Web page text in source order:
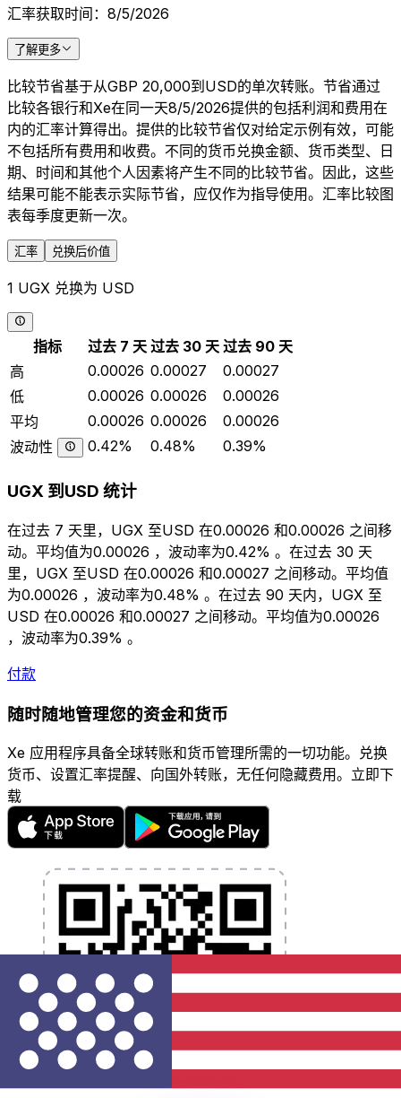
汇率获取时间：8/5/2026
了解更多
比较节省基于从GBP 20,000到USD的单次转账。节省通过
比较各银行和Xe在同一天8/5/2026提供的包括利润和费用在
内的汇率计算得出。提供的比较节省仅对给定示例有效，可能
不包括所有费用和收费。不同的货币兑换金额、货币类型、日
期、时间和其他个人因素将产生不同的比较节省。因此，这些
结果可能不能表示实际节省，应仅作为指导使用。汇率比较图
表每季度更新一次。
汇率 兑换后价值
1 UGX 兑换为 USD
指标 过去 7 天 过去 30 天 过去 90 天
高
0.00026 0.00027
0.00027
低
0.00026 0.00026
0.00026
平均
0.00026 0.00026
0.00026
波动性
0.42% 0.48% 0.39%
UGX 到USD 统计
在过去 7 天里，UGX 至USD 在0.00026 和0.00026 之间移
动。平均值为0.00026 ，波动率为0.42% 。在过去 30 天
里，UGX 至USD 在0.00026 和0.00027 之间移动。平均值
为0.00026 ，波动率为0.48% 。在过去 90 天内，UGX 至
USD 在0.00026 和0.00027 之间移动。平均值为0.00026
，波动率为0.39% 。
付款
随时随地管理您的资金和货币
Xe 应用程序具备全球转账和货币管理所需的一切功能。兑换
货币、设置汇率提醒、向国外转账，无任何隐藏费用。立即下
载